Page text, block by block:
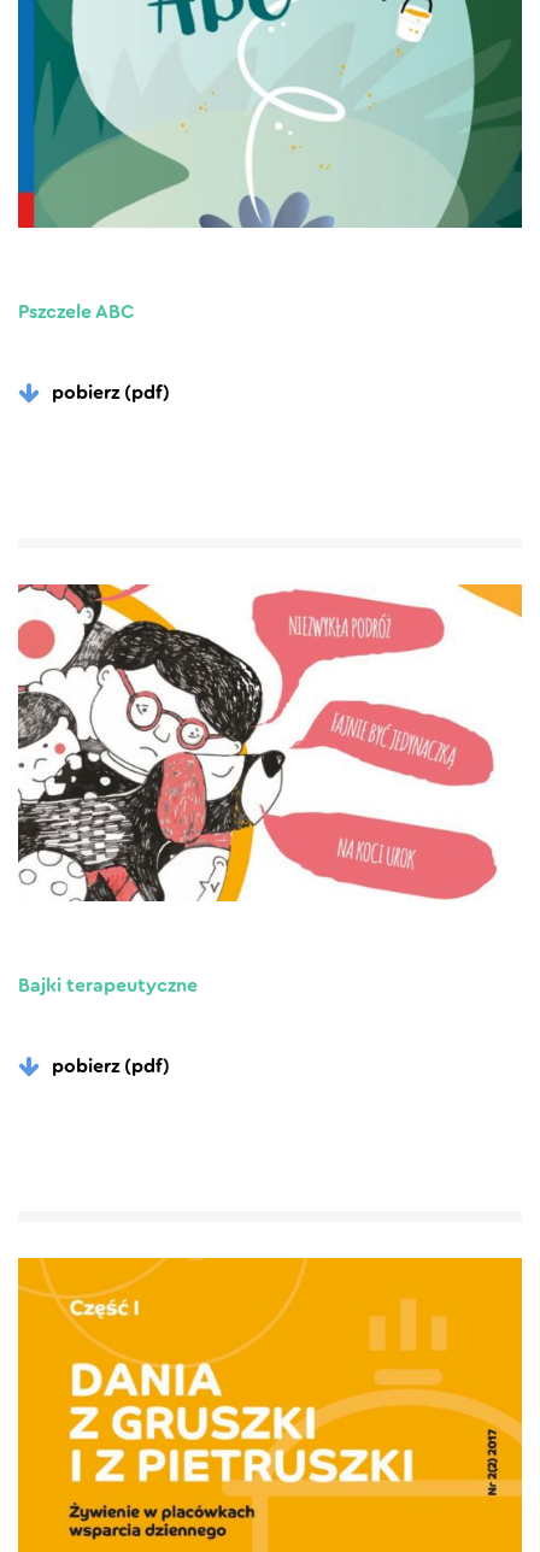
Pszczele ABC
pobierz (pdf)
Bajki terapeutyczne
pobierz (pdf)